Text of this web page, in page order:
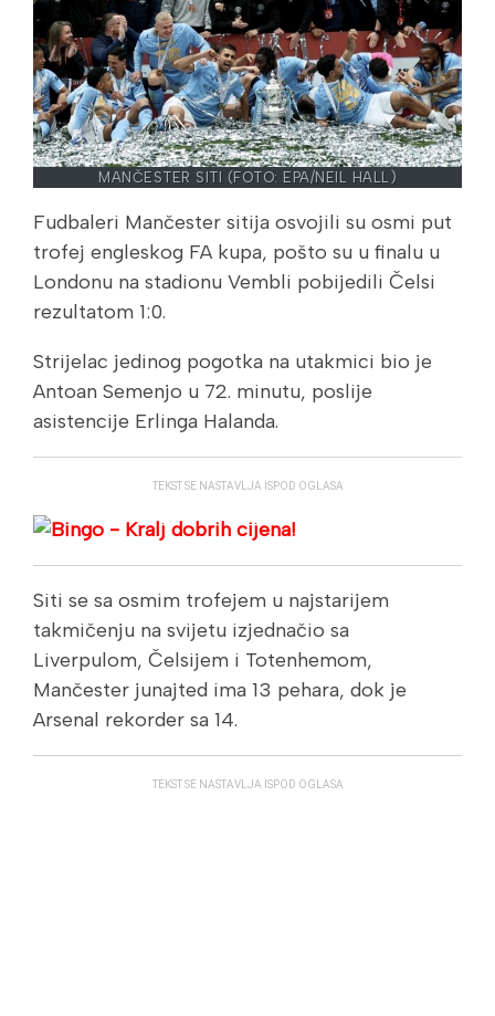
MANČESTER SITI (FOTO: EPA/NEIL HALL)
Fudbaleri Mančester sitija osvojili su osmi put
trofej engleskog FA kupa, pošto su u finalu u
Londonu na stadionu Vembli pobijedili Čelsi
rezultatom 1:0.
Strijelac jedinog pogotka na utakmici bio je
Antoan Semenjo u 72. minutu, poslije
asistencije Erlinga Halanda.
TEKST SE NASTAVLJA ISPOD OGLASA
Siti se sa osmim trofejem u najstarijem
takmičenju na svijetu izjednačio sa
Liverpulom, Čelsijem i Totenhemom,
Mančester junajted ima 13 pehara, dok je
Arsenal rekorder sa 14.
TEKST SE NASTAVLJA ISPOD OGLASA